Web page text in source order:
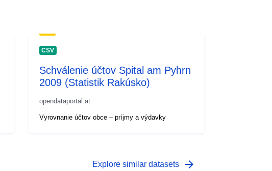
CSV
Schválenie účtov Spital am Pyhrn
2009 (Statistik Rakúsko)
opendataportal.at
Vyrovnanie účtov obce – príjmy a výdavky
Explore similar datasets arrow_forward